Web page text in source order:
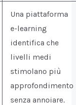
Una piattaforma
e-learning
identifica che
livelli medi
stimolano più
approfondimento
senza annoiare.